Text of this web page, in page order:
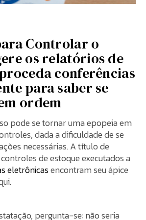
Controlar o
os relatórios de
conferências
para saber se
ordem
pode se tornar uma epopeia em
dada a dificuldade de se
necessárias. A título de
de estoque executados a
eletrônicasencontram seu ápice
pergunta-se: não seria